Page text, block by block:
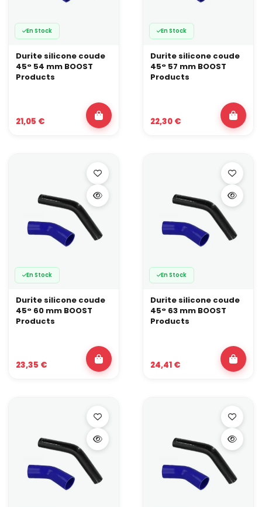
En Stock
Durite silicone coude
45° 54 mm BOOST
Products
21,05 €
En Stock
Durite silicone coude
45° 57 mm BOOST
Products
22,30 €
En Stock
Durite silicone coude
45° 60 mm BOOST
Products
23,35 €
En Stock
Durite silicone coude
45° 63 mm BOOST
Products
24,41 €